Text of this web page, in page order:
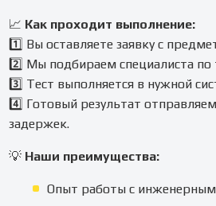
📈 Как проходит выполнение:
1️⃣ Вы оставляете заявку с
2️⃣ Мы подбираем специалиста по
3️⃣ Тест выполняется в нужной
4️⃣ Готовый результат
задержек.
💡 Наши преимущества:
Опыт работы с